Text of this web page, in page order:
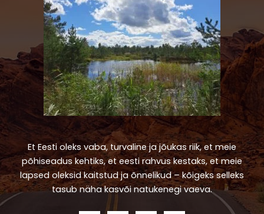
Et Eesti oleks vaba, turvaline ja jõukas riik, et meie
põhiseadus kehtiks, et eesti rahvus kestaks, et meie
lapsed oleksid kaitstud ja õnnelikud – kõigeks selleks
tasub näha kasvõi natukenegi vaeva.